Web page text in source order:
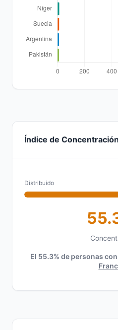
Índice de Concentración
Distribuido
El 55.3% de personas